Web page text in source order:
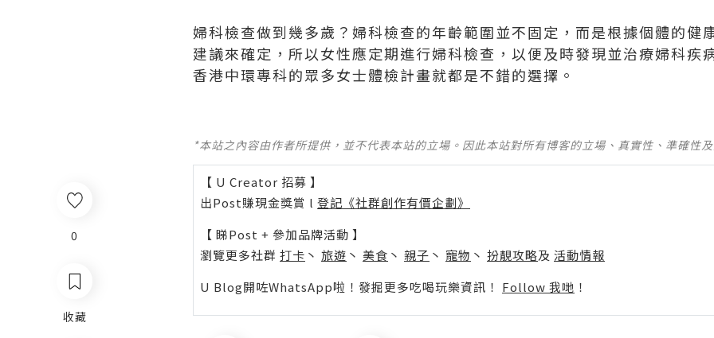
0
收藏
婦科檢查做到幾多歲？婦科檢查的年齡範圍並不固定，而是根據個體的健
建議來確定，所以女性應定期進行婦科檢查，以便及時發現並治療婦科疾
香港中環專科的眾多女士體檢計畫就都是不錯的選擇。
*本站之內容由作者所提供，並不代表本站的立場。因此本站對所有博客的立場、真實性、準確性
【 U Creator 招募 】
出Post賺現金獎賞 l 登記《社群創作有價企劃》
【 睇Post + 參加品牌活動 】
瀏覽更多社群 打卡 丶 旅遊 丶 美食 丶 親子 丶 寵物 丶 扮靚攻略及 活動情報
U Blog開咗WhatsApp啦！發掘更多吃喝玩樂資訊！ Follow 我哋 ！